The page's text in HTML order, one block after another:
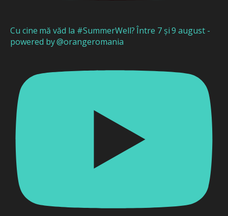
Cu cine mă văd la #SummerWell? Între 7 și 9 august -
powered by @orangeromania